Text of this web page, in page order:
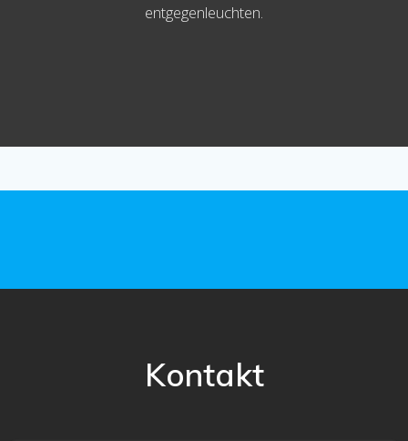
entgegenleuchten.
Kontakt